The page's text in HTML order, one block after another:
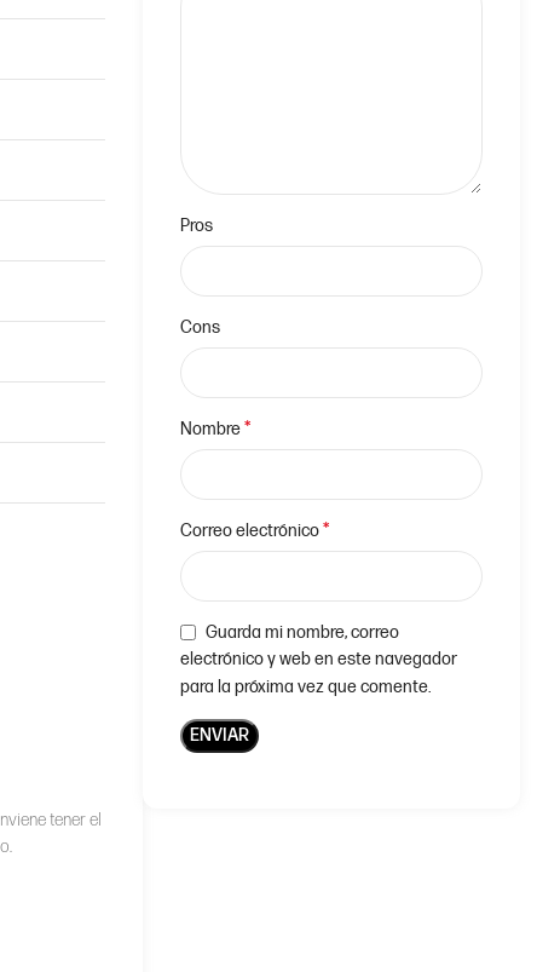
tener el
Pros
Cons
Nombre*
Correo electrónico*
Guarda mi nombre, correo
electrónico y web en este navegador
para la próxima vez que comente.